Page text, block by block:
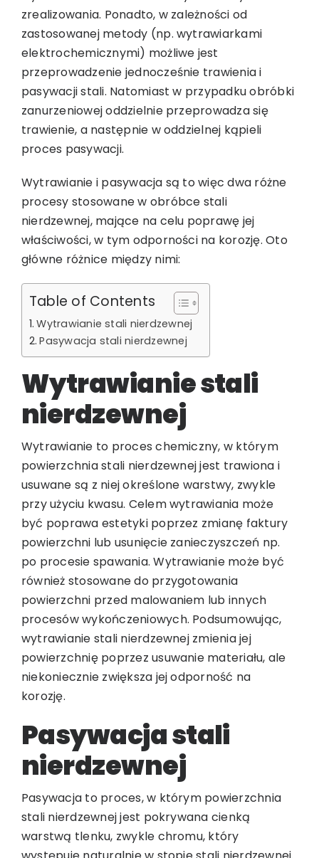
zrealizowania. Ponadto, w zależności od
zastosowanej metody (np. wytrawiarkami
elektrochemicznymi) możliwe jest
przeprowadzenie jednocześnie trawienia i
pasywacji stali. Natomiast w przypadku obróbki
zanurzeniowej oddzielnie przeprowadza się
trawienie, a następnie w oddzielnej kąpieli
proces pasywacji.
Wytrawianie i pasywacja są to więc dwa różne
procesy stosowane w obróbce stali
nierdzewnej, mające na celu poprawę jej
właściwości, w tym odporności na korozję. Oto
główne różnice między nimi:
Table of Contents
Wytrawianie stali nierdzewnej
Pasywacja stali nierdzewnej
Wytrawianie stali
nierdzewnej
Wytrawianie to proces chemiczny, w którym
powierzchnia stali nierdzewnej jest trawiona i
usuwane są z niej określone warstwy, zwykle
przy użyciu kwasu. Celem wytrawiania może
być poprawa estetyki poprzez zmianę faktury
powierzchni lub usunięcie zanieczyszczeń np.
po procesie spawania. Wytrawianie może być
również stosowane do przygotowania
powierzchni przed malowaniem lub innych
procesów wykończeniowych. Podsumowując,
wytrawianie stali nierdzewnej zmienia jej
powierzchnię poprzez usuwanie materiału, ale
niekoniecznie zwiększa jej odporność na
korozję.
Pasywacja stali
nierdzewnej
Pasywacja to proces, w którym powierzchnia
stali nierdzewnej jest pokrywana cienką
warstwą tlenku, zwykle chromu, który